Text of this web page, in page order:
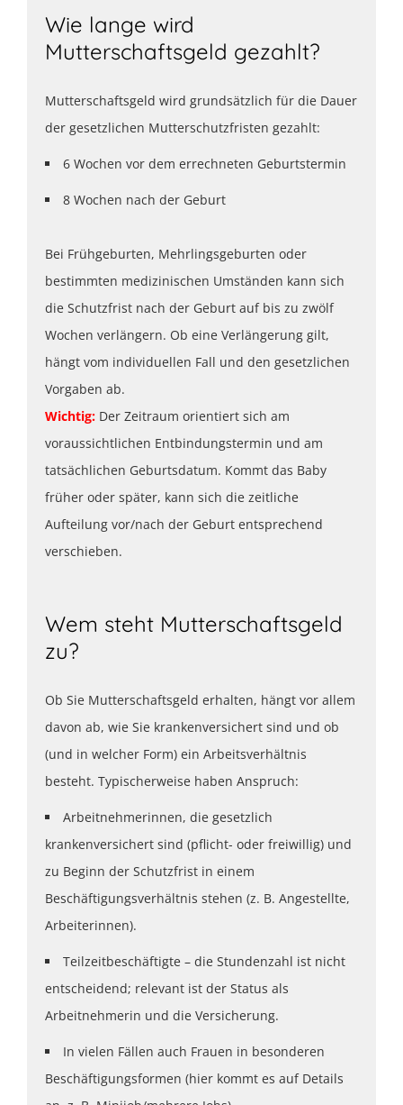
Wie lange wird
Mutterschaftsgeld gezahlt?
Mutterschaftsgeld wird grundsätzlich für die Dauer
der gesetzlichen Mutterschutzfristen gezahlt:
6 Wochen vor dem errechneten Geburtstermin
8 Wochen nach der Geburt
Bei Frühgeburten, Mehrlingsgeburten oder
bestimmten medizinischen Umständen kann sich
die Schutzfrist nach der Geburt auf bis zu zwölf
Wochen verlängern. Ob eine Verlängerung gilt,
hängt vom individuellen Fall und den gesetzlichen
Vorgaben ab.
Wichtig: Der Zeitraum orientiert sich am
voraussichtlichen Entbindungstermin und am
tatsächlichen Geburtsdatum. Kommt das Baby
früher oder später, kann sich die zeitliche
Aufteilung vor/nach der Geburt entsprechend
verschieben.
Wem steht Mutterschaftsgeld
zu?
Ob Sie Mutterschaftsgeld erhalten, hängt vor allem
davon ab, wie Sie krankenversichert sind und ob
(und in welcher Form) ein Arbeitsverhältnis
besteht. Typischerweise haben Anspruch:
Arbeitnehmerinnen, die gesetzlich
krankenversichert sind (pflicht- oder freiwillig) und
zu Beginn der Schutzfrist in einem
Beschäftigungsverhältnis stehen (z. B. Angestellte,
Arbeiterinnen).
Teilzeitbeschäftigte – die Stundenzahl ist nicht
entscheidend; relevant ist der Status als
Arbeitnehmerin und die Versicherung.
In vielen Fällen auch Frauen in besonderen
Beschäftigungsformen (hier kommt es auf Details